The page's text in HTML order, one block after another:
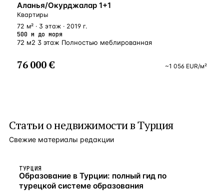
У МОРЯ
Аланья/Окурджалар 1+1
Квартиры
72 м² · 3 этаж · 2019 г.
500 м до моря
72 м2 3 этаж Полностью меблированная
76 000 € ~1 056 EUR/м²
Статьи онедвижимости в Турция
Свежие материалы редакции
ТУРЦИЯ
Образование в Турции: полный гид по
турецкой системе образования